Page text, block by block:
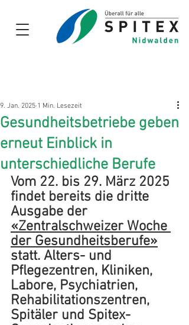
Gesundheitsbetriebe geben
erneut Einblick in
unterschiedliche Berufe
9. Jan. 2025 1 Min. Lesezeit
Vom 22. bis 29. März 2025
findet bereits die dritte
Ausgabe der
«Zentralschweizer Woche
der Gesundheitsberufe»
statt. Alters- und
Pflegezentren, Kliniken,
Labore, Psychiatrien,
Rehabilitationszentren,
Spitäler und Spitex-